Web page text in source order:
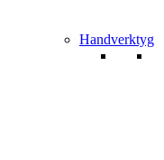
Handverktyg